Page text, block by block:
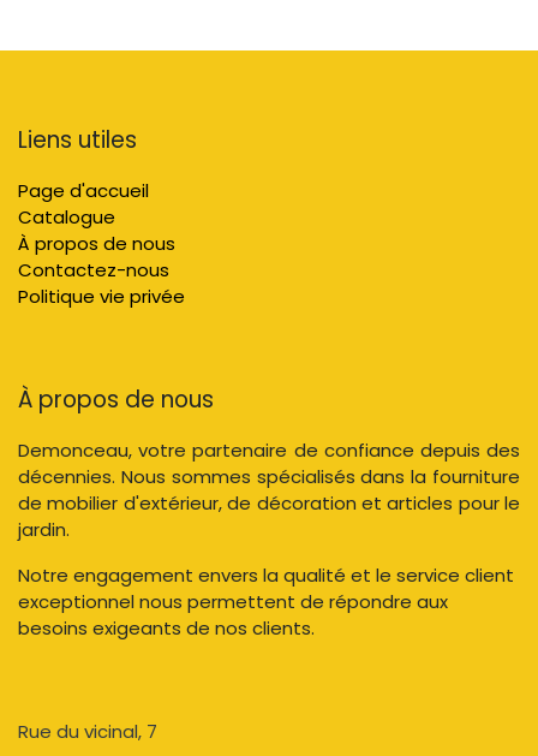
Liens utiles
Page d'accueil
Catalogue
À propos de nous
Contactez-nous
Politique vie privée
À propos de nous
Demonceau, votre partenaire de confiance depuis des
décennies. Nous sommes spécialisés dans la fourniture
de mobilier d'extérieur, de décoration et articles pour le
jardin.
Notre engagement envers la qualité et le service client
exceptionnel nous permettent de répondre aux
besoins exigeants de nos clients.
Rue du vicinal, 7​